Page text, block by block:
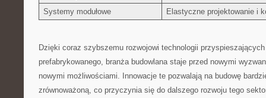
Systemy‍ modułowe Elastyczne projektowanie⁤ i
Dzięki coraz szybszemu rozwojowi technologii‍
prefabrykowanego, branża budowlana staje‍ przed nowymi
nowymi możliwościami. Innowacje te pozwalają na budowę
zrównoważoną,​ co ⁣przyczynia⁢ się⁣ do dalszego‍ rozwoju ⁢tego